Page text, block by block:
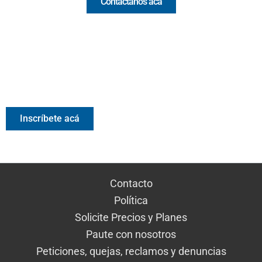
Inscríbete acá
Contacto
Política
Solicite Precios y Planes
Paute con nosotros
Peticiones, quejas, reclamos y denuncias